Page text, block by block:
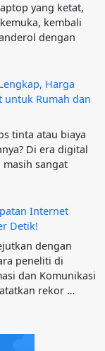
yang ketat,
kembali
dengan
Harga
untuk Rumah dan
tinta atau biaya
Di era digital
sangat
Internet
Detik!
dengan
peneliti di
dan Komunikasi
rekor …